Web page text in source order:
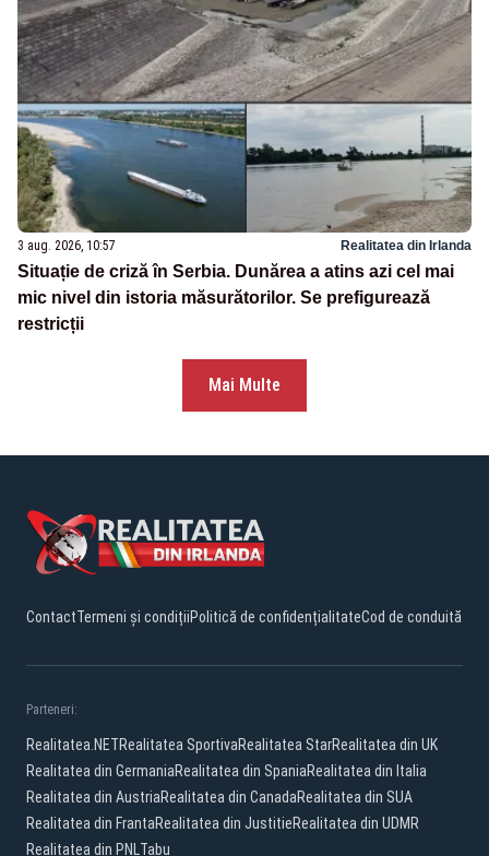
3 aug. 2026, 10:57 Realitatea din Irlanda
Situație de criză în Serbia. Dunărea a atins azi cel mai
mic nivel din istoria măsurătorilor. Se prefigurează
restricții
Mai Multe
ContactTermeni și condițiiPolitică de confidențialitateCod de conduită
Parteneri:
Realitatea.NETRealitatea SportivaRealitatea StarRealitatea din UK
Realitatea din GermaniaRealitatea din SpaniaRealitatea din Italia
Realitatea din AustriaRealitatea din CanadaRealitatea din SUA
Realitatea din FrantaRealitatea din JustitieRealitatea din UDMR
Realitatea din PNLTabu